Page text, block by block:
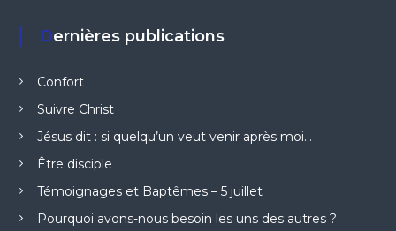
Dernières publications
Confort
Suivre Christ
Jésus dit : si quelqu’un veut venir après moi…
Être disciple
Témoignages et Baptêmes – 5 juillet
Pourquoi avons-nous besoin les uns des autres ?